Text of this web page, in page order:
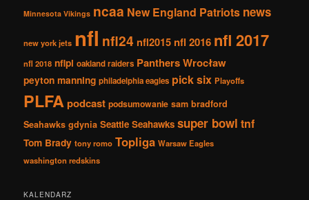
Minnesota Vikings ncaa New England Patriots news
new york jets nfl nfl24 nfl2015 nfl 2016 nfl 2017
nfl 2018 nflpl oakland raiders Panthers Wrocław
peyton manning philadelphia eagles pick six Playoffs
PLFA podcast podsumowanie sam bradford
Seahawks gdynia Seattle Seahawks super bowl tnf
Tom Brady tony romo Topliga Warsaw Eagles
washington redskins
KALENDARZ